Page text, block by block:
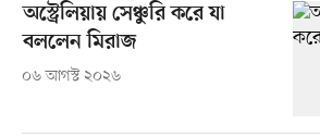
অস্ট্রেলিয়ায় সেঞ্চুরি করে যা
বললেন মিরাজ
০৬ আগস্ট ২০২৬